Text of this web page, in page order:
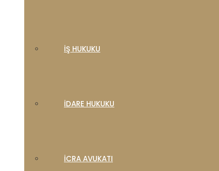
İŞ HUKUKU
İDARE HUKUKU
İCRA AVUKATI